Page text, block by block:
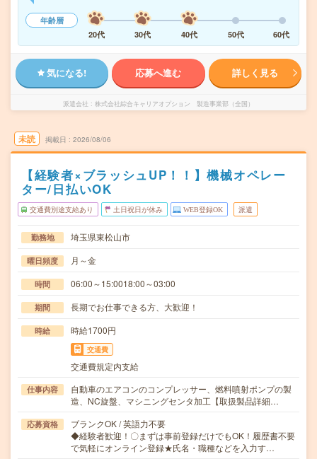
年齢層
20代
30代 40代 50代 60代
気になる! 応募へ進む 詳しく見る
派遣会社 株式会社綜合キャリアオプション 製造事業部（全国）
未読 掲載日 2026/08/06
【経験者×ブラッシュUP！！】機械オペレー
ター/日払いOK
交通費別途支給あり 土日祝日が休み WEB登録OK 派遣
勤務地 埼玉県東松山市
曜日頻度 月～金
時間 06:00～15:0018:00～03:00
期間 長期でお仕事できる方、大歓迎！
時給 時給1700円
交通費
交通費規定内支給
仕事内容
自動車のエアコンのコンプレッサー、燃料噴射ポンプの製
造、NC旋盤、マシニングセンタ加工【取扱製品詳細…
応募資格
ブランクOK / 英語力不要
◆経験者歓迎！〇まずは事前登録だけでもOK！履歴書不要
で気軽にオンライン登録★氏名・職種などを入力す…